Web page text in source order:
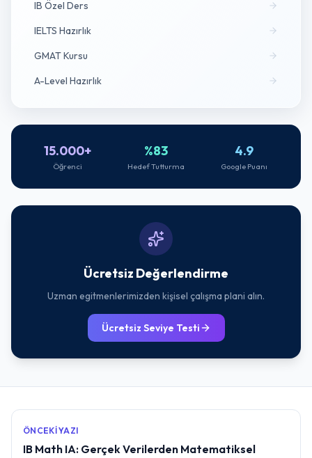
IB Özel Ders
IELTS Hazırlık
GMAT Kursu
A-Level Hazırlık
15.000+
Öğrenci
%83
Hedef Tutturma
4.9
Google Puanı
Ücretsiz Değerlendirme
Uzman egitmenlerimizden kişisel çalışma plani alın.
Ücretsiz Seviye Testi
ÖNCEKI YAZI
IB Math IA: Gerçek Verilerden Matematiksel